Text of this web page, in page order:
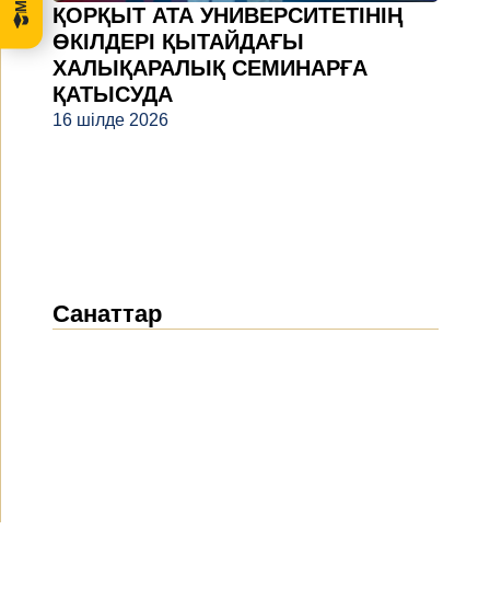
ҚОРҚЫТ АТА УНИВЕРСИТЕТІНІҢ
ӨКІЛДЕРІ ҚЫТАЙДАҒЫ
ХАЛЫҚАРАЛЫҚ СЕМИНАРҒА
ҚАТЫСУДА
16 шілде 2026
Санаттар